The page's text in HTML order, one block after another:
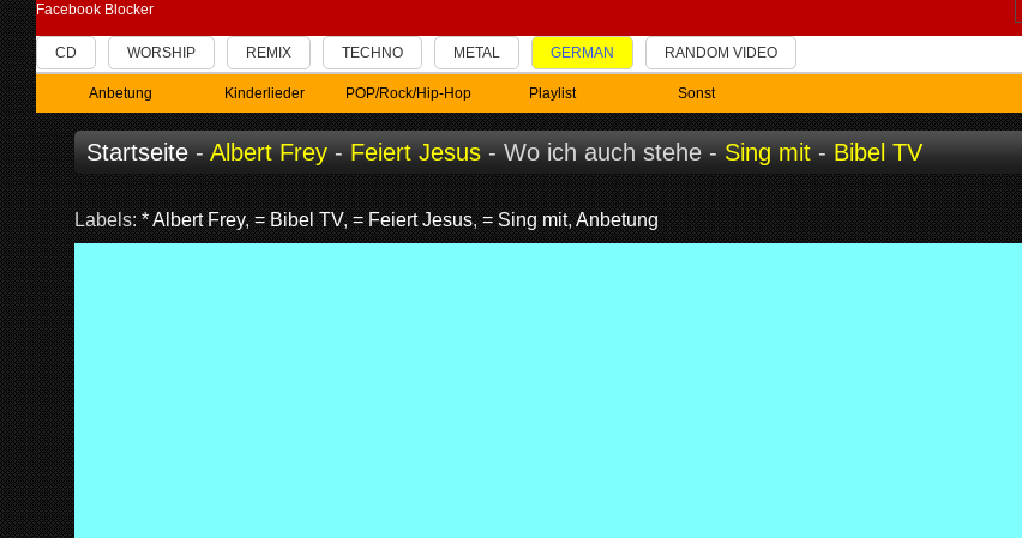
CD WORSHIP REMIX TECHNO METAL GERMAN RANDOM VIDEO
Anbetung Kinderlieder POP/Rock/Hip-Hop Playlist Sonst
Facebook Blocker
Startseite-Albert Frey-Feiert Jesus- Wo ich auch stehe -Sing mit-Bibel TV
Labels:* Albert Frey,= Bibel TV,= Feiert Jesus,= Sing mit,Anbetung